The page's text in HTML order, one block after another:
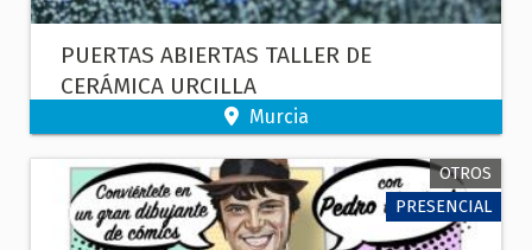
PUERTAS ABIERTAS TALLER DE
CERÁMICA URCILLA
Murcia
OTROS
PRESENCIAL